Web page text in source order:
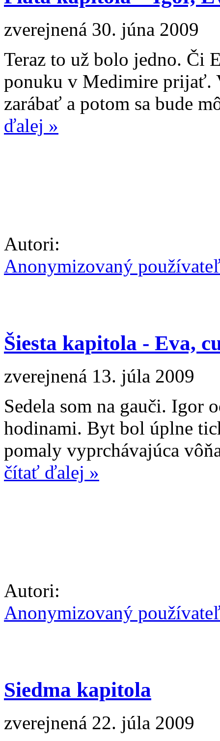
zverejnená 30. júna 2009
Teraz to už bolo jedno. Či
ponuku v Medimire prijať.
zarábať a potom sa bude
ďalej »
Autori:
Anonymizovaný
Šiesta kapitola - Eva,
zverejnená 13. júla 2009
Sedela som na gauči. Igor
hodinami. Byt bol úplne
pomaly vyprchávajúca
čítať ďalej »
Autori:
Anonymizovaný
Siedma kapitola
zverejnená 22. júla 2009